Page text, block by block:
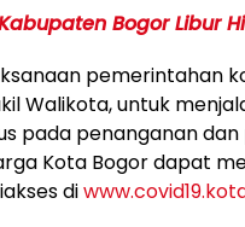
Bogor Libur
pemerintahan
Walikota, untuk
pada penanganan
Kota Bogor dapat
di